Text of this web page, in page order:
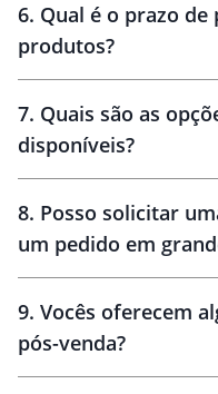
6. Qual é o prazo
produtos?
10 dias
7. Quais são as
disponíveis?
8. Posso solicitar
um pedido em
9. Vocês oferecem
pós-venda?